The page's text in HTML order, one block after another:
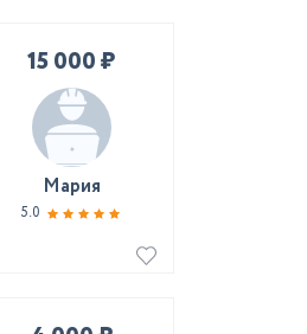
15 000 ₽
Мария
5.0